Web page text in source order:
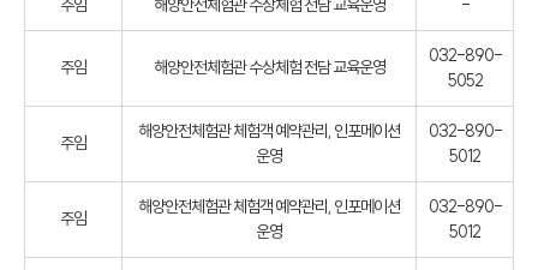
주임 해양안전체험관 수상체험 전담 교육운영 -
주임 해양안전체험관 수상체험 전담 교육운영
032-890-
5052
주임
해양안전체험관 체험객 예약관리, 인포메이션
운영
032-890-
5012
주임
해양안전체험관 체험객 예약관리, 인포메이션
운영
032-890-
5012